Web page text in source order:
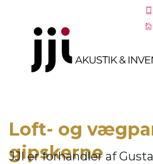
Loft- og
gipskerne
JJI er forhandler af